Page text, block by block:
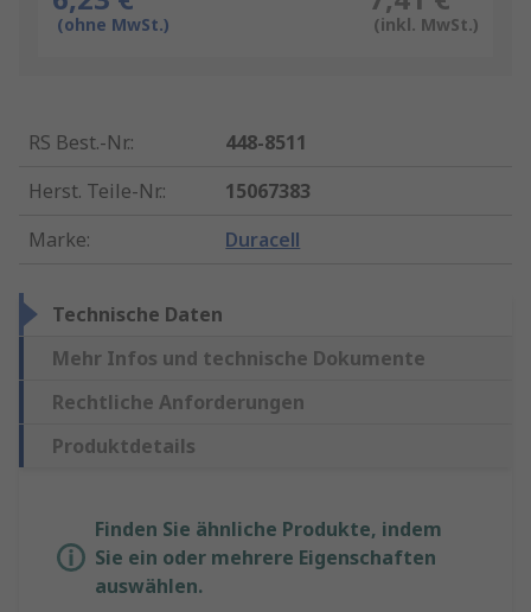
(ohne MwSt.) (inkl. MwSt.)
RS Best.-Nr.:
448-8511
Herst. Teile-Nr.:
15067383
Marke: Duracell
Technische Daten
Mehr Infos und technische Dokumente
Rechtliche Anforderungen
Produktdetails
Finden Sie ähnliche Produkte, indem
Sie ein oder mehrere Eigenschaften
auswählen.